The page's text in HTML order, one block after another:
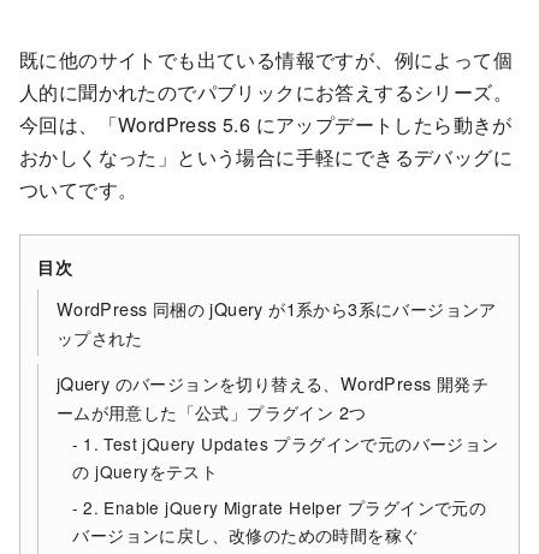
既に他のサイトでも出ている情報ですが、例によって個
人的に聞かれたのでパブリックにお答えするシリーズ。
今回は、「WordPress 5.6 にアップデートしたら動きが
おかしくなった」という場合に手軽にできるデバッグに
ついてです。
目次
WordPress 同梱の jQuery が1系から3系にバージョンア
ップされた
jQuery のバージョンを切り替える、WordPress 開発チ
ームが用意した「公式」プラグイン 2つ
1. Test jQuery Updates プラグインで元のバージョン
の jQueryをテスト
2. Enable jQuery Migrate Helper プラグインで元の
バージョンに戻し、改修のための時間を稼ぐ